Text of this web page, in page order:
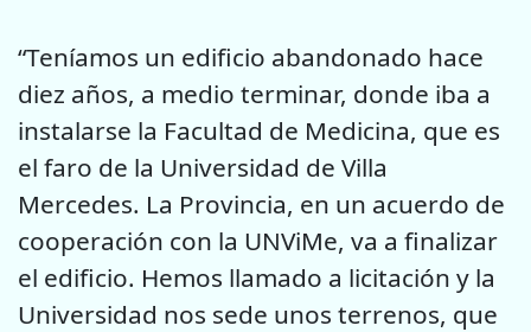
“Teníamos un edificio abandonado hace
diez años, a medio terminar, donde iba a
instalarse la Facultad de Medicina, que es
el faro de la Universidad de Villa
Mercedes. La Provincia, en un acuerdo de
cooperación con la UNViMe, va a finalizar
el edificio. Hemos llamado a licitación y la
Universidad nos sede unos terrenos, que